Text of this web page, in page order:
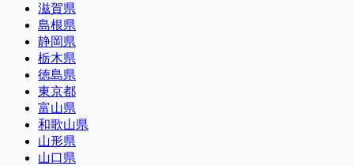
滋賀県
島根県
静岡県
栃木県
徳島県
東京都
富山県
和歌山県
山形県
山口県